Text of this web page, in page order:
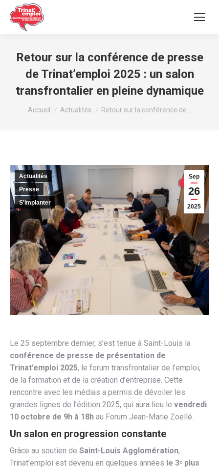
Retour sur la conférence de presse
de Trinat’emploi 2025 : un salon
transfrontalier en pleine dynamique
Vous êtes ici :
Accueil Actualités Retour sur la conférence de…
Sep
26
2025
Actualités
Presse
S'implanter
Le 25 septembre dernier, s’est tenue à Saint-Louis la
conférence de presse de présentation de
Trinat’emploi 2025, le forum transfrontalier de l’emploi,
de la formation et de la création d’entreprise. Cette
rencontre avec les médias a permis de dévoiler les
grandes lignes de l’édition 2025, qui aura lieu le vendredi
10 octobre de 9h à 18h au Forum Jean-Marie Zoellé.
Un salon en progression constante
Grâce au soutien de Saint-Louis Agglomération,
Trinat’emploi est devenu en quelques années le 3ᵉ plus